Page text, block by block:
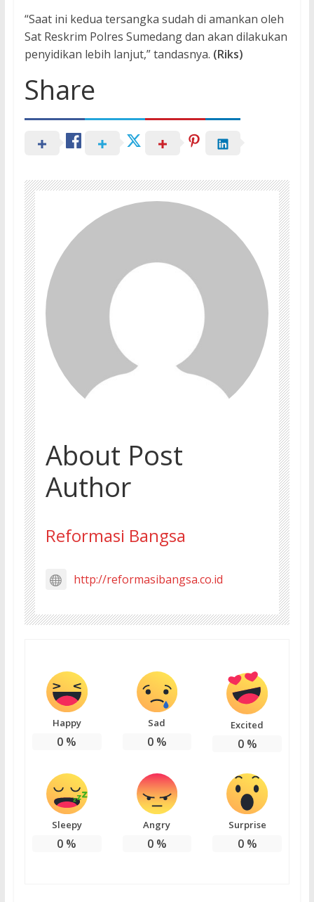
“Saat ini kedua tersangka sudah di amankan oleh
Sat Reskrim Polres Sumedang dan akan dilakukan
penyidikan lebih lanjut,” tandasnya. (Riks)
Share
About Post
Author
Reformasi Bangsa
http://reformasibangsa.co.id
Happy
0 %
Sad
0%
Excited
0%
Sleepy
0 %
Angry
0%
Surprise
0%